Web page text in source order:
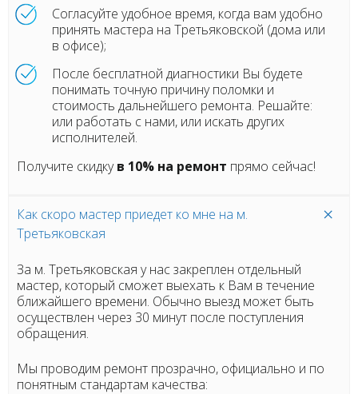
Согласуйте удобное время, когда вам удобно
принять мастера на Третьяковской (дома или
в офисе);
После бесплатной диагностики Вы будете
понимать точную причину поломки и
стоимость дальнейшего ремонта. Решайте:
или работать с нами, или искать других
исполнителей.
Получите скидкув 10% на ремонт прямо сейчас!
Как скоро мастер приедет ко мне на м.
Третьяковская
За м. Третьяковская у нас закреплен отдельный
мастер, который сможет выехать к Вам в течение
ближайшего времени. Обычно выезд может быть
осуществлен через 30 минут после поступления
обращения.
Мы проводим ремонт прозрачно, официально и по
понятным стандартам качества: